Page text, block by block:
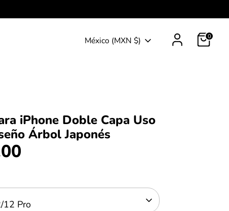
Moneda
México (MXN $) 0
iPhone Doble Capa Uso
Árbol Japonés
12 Pro